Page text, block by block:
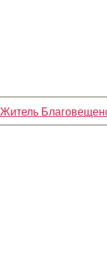
Житель